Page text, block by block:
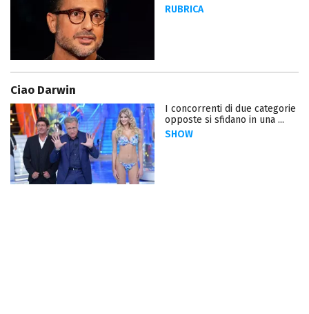
RUBRICA
Ciao Darwin
I concorrenti di due categorie
opposte si sfidano in una ...
SHOW